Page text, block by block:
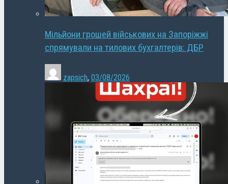
Мільйони грошей військових на Запоріжжі
спрямували на тилових бухгалтерів: ДБР
zapsich, 03/08/2026